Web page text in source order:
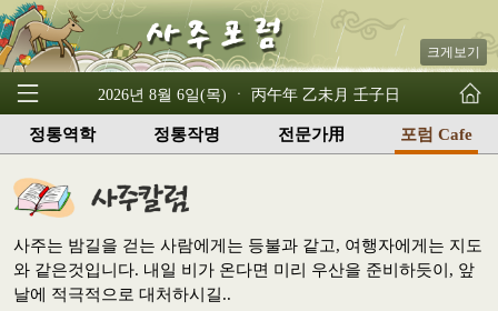
크게보기
2026년 8월 6일(목) ㆍ 丙午年 乙未月 壬子日
정통역학 정통작명 전문가用 포럼 Cafe
사주는 밤길을 걷는 사람에게는 등불과 같고, 여행자에게는 지도
와 같은것입니다. 내일 비가 온다면 미리 우산을 준비하듯이, 앞
날에 적극적으로 대처하시길..